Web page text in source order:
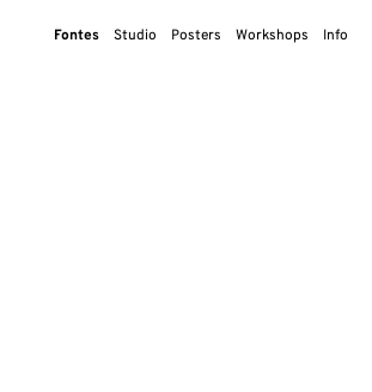
Fontes Studio Posters Workshops Info